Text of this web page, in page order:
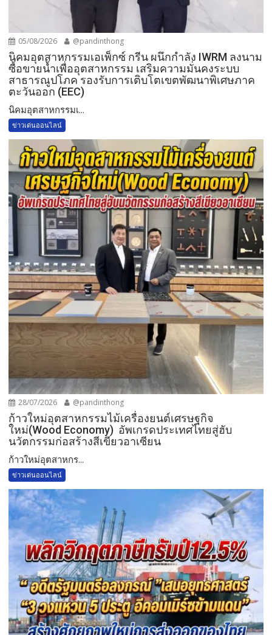
05/08/2026 @pandinthong
​นิคมอุตสาหกรรมเอเพ็กซ์ กรีน ผนึกกำลัง IWRM ลงนาม
ซื้อขายน้ำเพื่ออุตสาหกรรม เสริมความมั่นคงระบบ
สาธารณูปโภค รองรับการเติบโตเขตพัฒนาพิเศษภาค
ตะวันออก (EEC)
​นิคมอุตสาหกรรมเ...
ข่าวเด่นออนไลน์
28/07/2026 @pandinthong
ก้าวใหม่อุตสาหกรรมไม้เครื่องยนต์เศรษฐกิจ
ใหม่(Wood Economy) อัพเกรดประเทศไทยสู่ฮับ
นวัตกรรมก่อสร้างสีเขียวอาเซียน
ก้าวใหม่อุตสาหกร...
ข่าวเด่นออนไลน์